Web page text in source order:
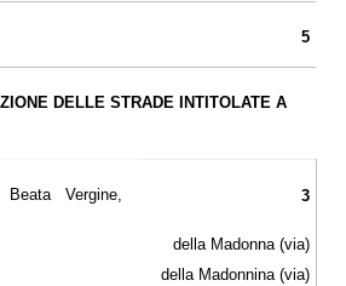
5
DELLE STRADE INTITOLATE A
Vergine,
3
della Madonna (via)
della Madonnina (via)